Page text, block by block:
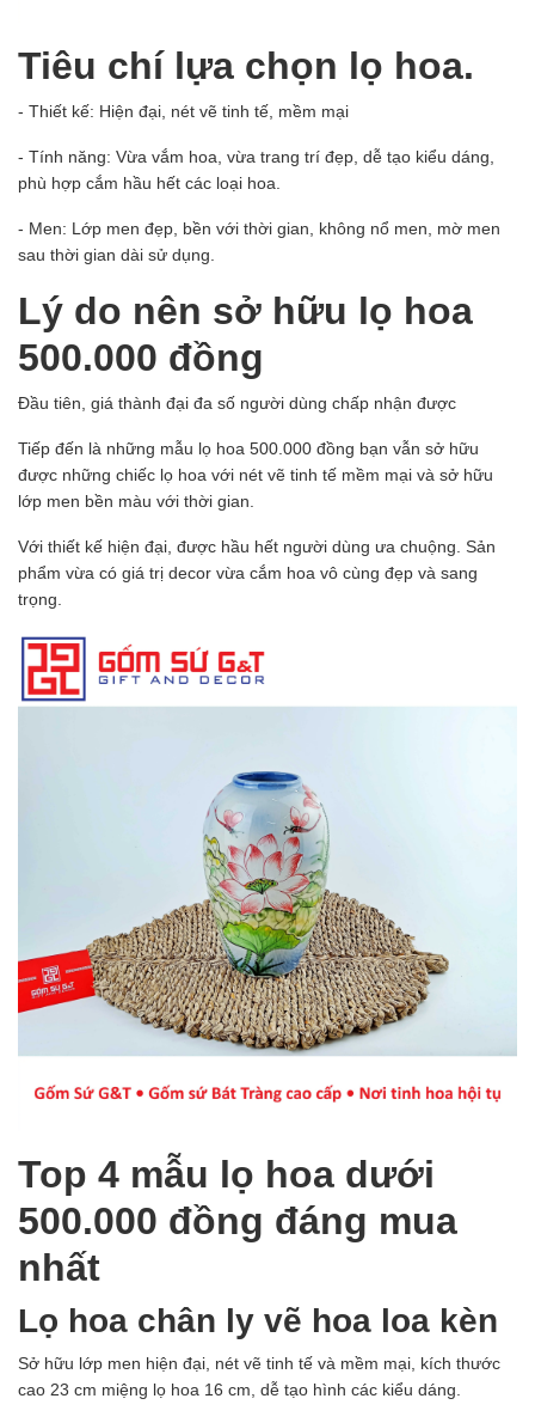
Tiêu chí lựa chọn lọ hoa.
- Thiết kế: Hiện đại, nét vẽ tinh tế, mềm mại
- Tính năng: Vừa vắm hoa, vừa trang trí đẹp, dễ tạo kiểu dáng,
phù hợp cắm hầu hết các loại hoa.
- Men: Lớp men đẹp, bền với thời gian, không nổ men, mờ men
sau thời gian dài sử dụng.
Lý do nên sở hữu lọ hoa
500.000 đồng
Đầu tiên, giá thành đại đa số người dùng chấp nhận được
Tiếp đến là những mẫu lọ hoa 500.000 đồng bạn vẫn sở hữu
được những chiếc lọ hoa với nét vẽ tinh tế mềm mại và sở hữu
lớp men bền màu với thời gian.
Với thiết kế hiện đại, được hầu hết người dùng ưa chuộng. Sản
phẩm vừa có giá trị decor vừa cắm hoa vô cùng đẹp và sang
trọng.
Top 4 mẫu lọ hoa dưới
500.000 đồng đáng mua
nhất
Lọ hoa chân ly vẽ hoa loa kèn
Sở hữu lớp men hiện đại, nét vẽ tinh tế và mềm mại, kích thước
cao 23 cm miệng lọ hoa 16 cm, dễ tạo hình các kiểu dáng.